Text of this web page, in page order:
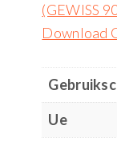
(GEWISS
Download
Ue